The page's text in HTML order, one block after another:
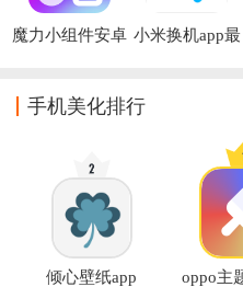
魔力小组件安卓 小米换机app最
手机美化排行
倾心壁纸app oppo主